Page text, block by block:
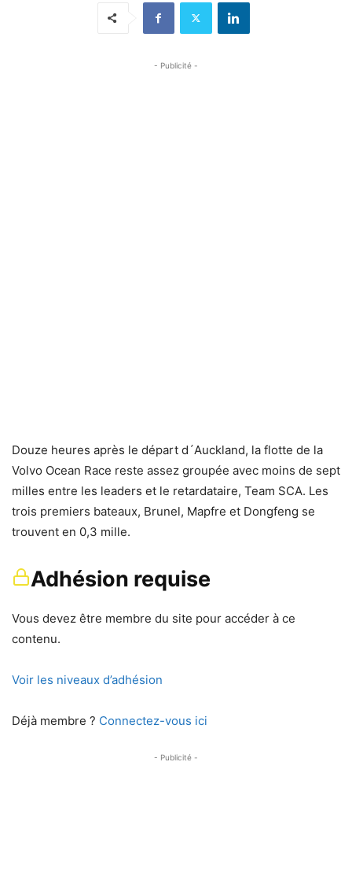
- Publicité -
Douze heures après le départ d´Auckland, la flotte de la
Volvo Ocean Race reste assez groupée avec moins de sept
milles entre les leaders et le retardataire, Team SCA. Les
trois premiers bateaux, Brunel, Mapfre et Dongfeng se
trouvent en 0,3 mille.
Adhésion requise
Vous devez être membre du site pour accéder à ce
contenu.
Voir les niveaux d’adhésion
Déjà membre ? Connectez-vous ici
- Publicité -